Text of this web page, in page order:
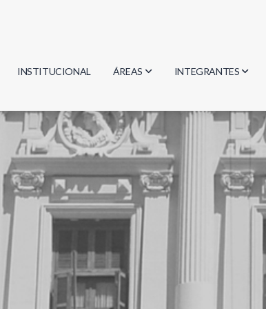
INSTITUCIONAL ÁREAS
Biología
Física
Informática
Matemática
INTEGRANTES
Investigadores
Estudiantes
Egresados